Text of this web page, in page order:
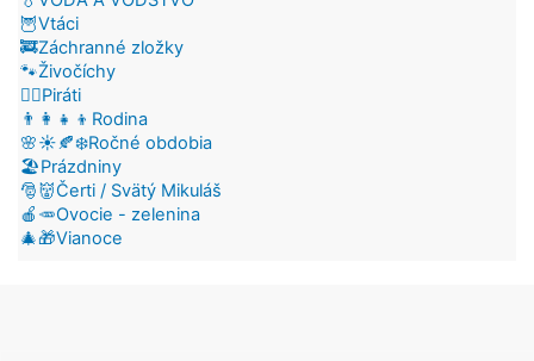
🦉Vtáci
🚒Záchranné zložky
🐾Živočíchy
🏴‍☠️Piráti
👨‍👩‍👧‍👦Rodina
🌸☀️🍂❄️Ročné obdobia
🏖️Prázdniny
🎅👹Čerti / Svätý Mikuláš
🍎🥕Ovocie - zelenina
🎄🎁Vianoce